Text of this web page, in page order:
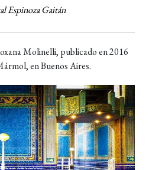
Espinoza Gaitán
Molinelli, publicado en 2016
en Buenos Aires.